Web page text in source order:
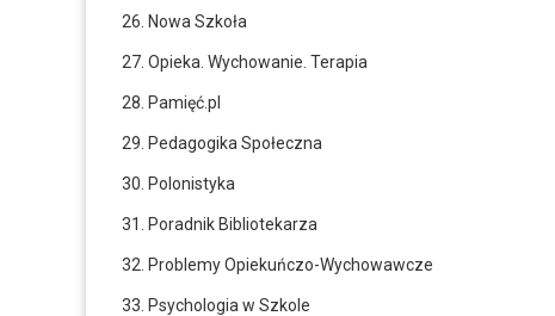
26. Nowa Szkoła
27. Opieka. Wychowanie. Terapia
28. Pamięć.pl
29. Pedagogika Społeczna
30. Polonistyka
31. Poradnik Bibliotekarza
32. Problemy Opiekuńczo-Wychowawcze
33. Psychologia w Szkole